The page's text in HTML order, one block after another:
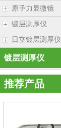
原子力显微镜
镀层测厚仪
日立镀层测厚仪
镀层测厚仪
推荐产品